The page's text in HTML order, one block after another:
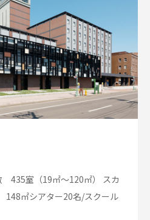
435室（19㎡～120㎡） スカ
㎡シアター20名/スクール